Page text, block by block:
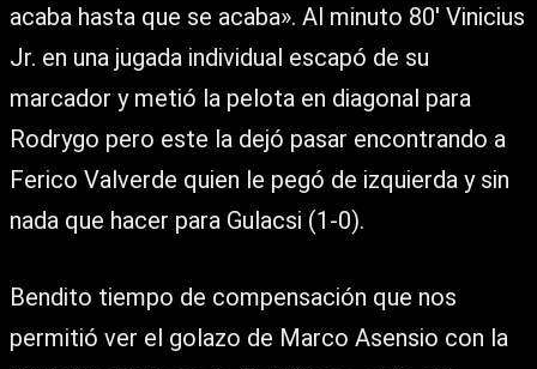
acaba hasta que se acaba». Al minuto 80′ Vinicius
Jr. en una jugada individual escapó de su
marcador y metió la pelota en diagonal para
Rodrygo pero este la dejó pasar encontrando a
Ferico Valverde quien le pegó de izquierda y sin
nada que hacer para Gulacsi (1-0).
Bendito tiempo de compensación que nos
permitió ver el golazo de Marco Asensio con la